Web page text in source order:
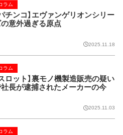
パチンコ】エヴァンゲリオンシリー
の意外過ぎる原点
ラム
2025.11.18
スロット】裏モノ機製造販売の疑い
長が逮捕されたメーカーの今
ラム
2025.11.03
ラム